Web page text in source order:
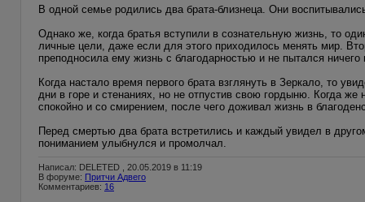
В одной семье родились два брата-близнеца. Они
Однако же, когда братья вступили в сознательную жизнь, то
личные цели, даже если для этого приходилось менять мир.
преподносила ему жизнь с благодарностью и не пытался
Когда настало время первого брата взглянуть в Зеркало, то
дни в горе и стенаниях, но не отпустив свою гордыню. Когда же
спокойно и со смирением, после чего доживал жизнь в
Перед смертью два брата встретились и каждый увидел в
пониманием улыбнулся и промолчал.
Написал: DELETED , 20.05.2019 в 11:19
В форуме: Притчи Адвего
Комментариев: 16